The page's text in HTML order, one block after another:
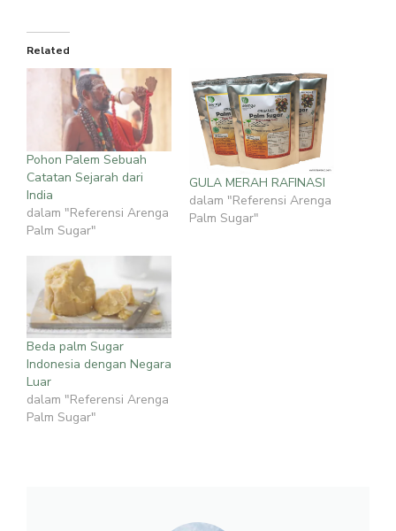
Related
Pohon Palem Sebuah
Catatan Sejarah dari
India
dalam "Referensi Arenga
Palm Sugar"
GULA MERAH RAFINASI
dalam "Referensi Arenga
Palm Sugar"
Beda palm Sugar
Indonesia dengan Negara
Luar
dalam "Referensi Arenga
Palm Sugar"